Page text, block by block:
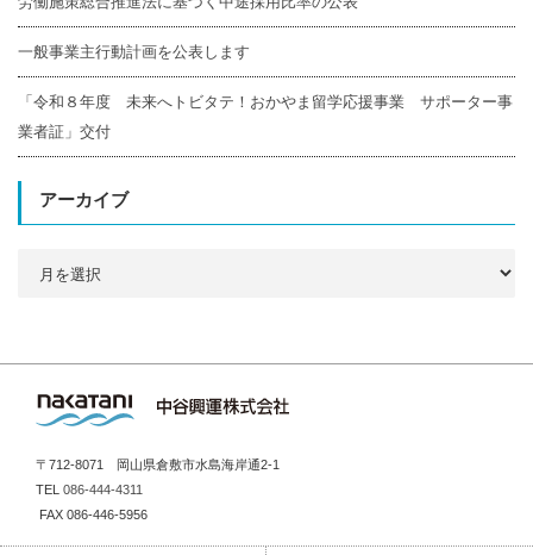
一般事業主行動計画を公表します
「令和８年度 未来へトビタテ！おかやま留学応援事業 サポーター事
業者証」交付
アーカイブ
〒712-8071 岡山県倉敷市水島海岸通2-1
TEL 086-444-4311
FAX 086-446-5956